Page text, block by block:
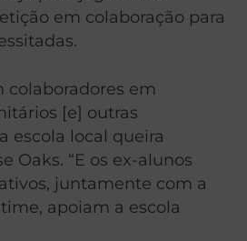
em colaboração para
colaboradores em
[e] outras
escola local queira
Oaks. “E os ex-alunos
juntamente com a
apoiam a escola